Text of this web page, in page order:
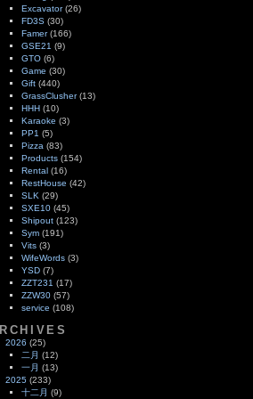
Excavator(26)
FD3S(30)
Famer(166)
GSE21 (9)
GTO(6)
Game (30)
Gift(440)
GrassClusher(13)
HHH(10)
Karaoke (3)
PP1 (5)
Pizza (83)
Products(154)
Rental(16)
RestHouse (42)
SLK (29)
SXE10(45)
Shipout(123)
Sym(191)
Vits(3)
WifeWords(3)
YSD(7)
ZZT231 (17)
ZZW30(57)
service (108)
2026 (25)
二月 (12)
一月 (13)
2025(233)
十二月 (9)